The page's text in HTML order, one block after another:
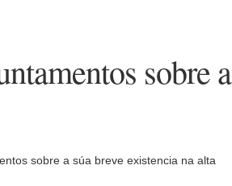
sobre a
sobre a súa breve existencia na alta